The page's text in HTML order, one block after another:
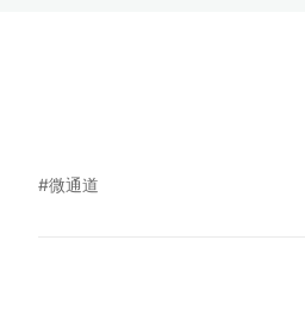
#微通道